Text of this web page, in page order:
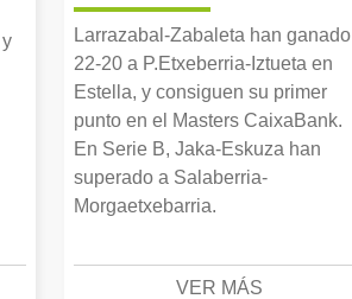
Larrazabal-Zabaleta han ganado
22-20 a P.Etxeberria-Iztueta en
Estella, y consiguen su primer
punto en el Masters CaixaBank.
En Serie B, Jaka-Eskuza han
superado a Salaberria-
Morgaetxebarria.
VER MÁS